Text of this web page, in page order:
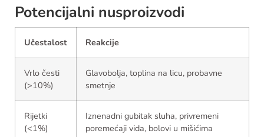
Potencijalni nusproizvodi
Učestalost Reakcije
Vrlo česti
(>10%)
Glavobolja, toplina na licu, probavne
smetnje
Rijetki
(<1%)
Iznenadni gubitak sluha, privremeni
poremećaji vida, bolovi u mišićima